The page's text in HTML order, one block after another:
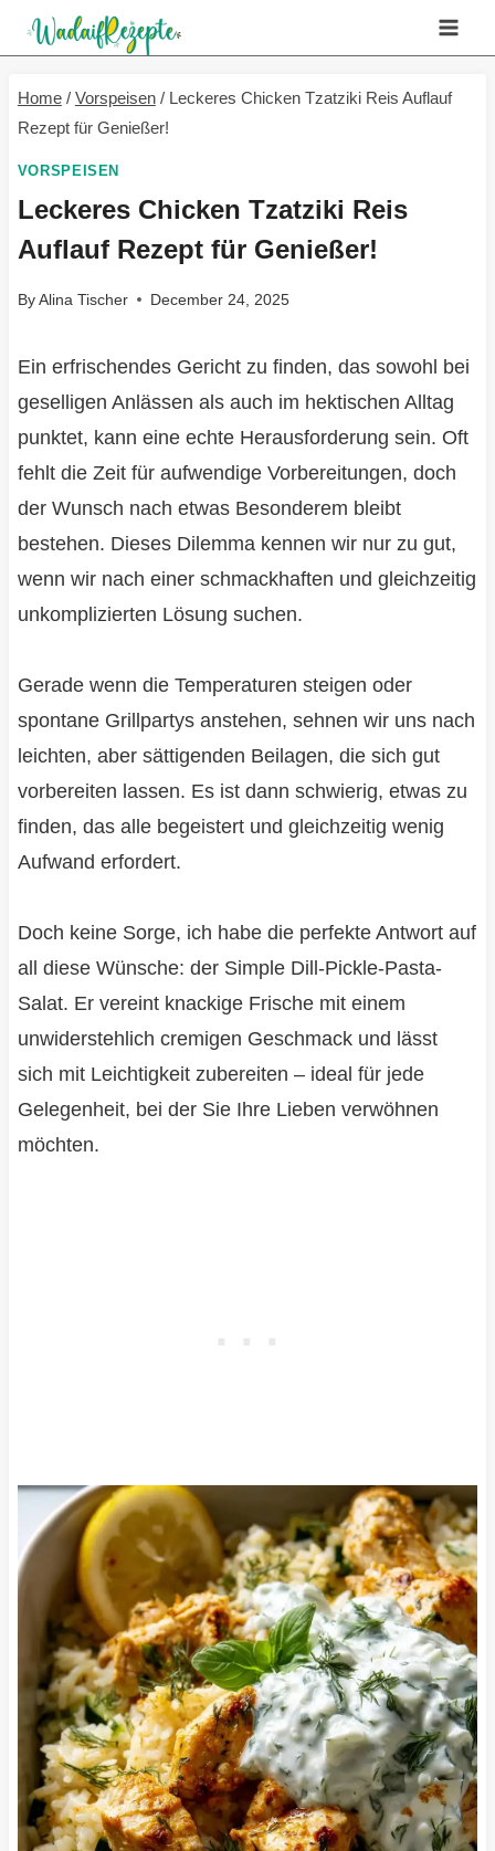
Skip
to
content
Home / Vorspeisen / Leckeres Chicken Tzatziki Reis Auflauf
Rezept für Genießer!
VORSPEISEN
Leckeres Chicken Tzatziki Reis
Auflauf Rezept für Genießer!
ByAlina Tischer December 24, 2025
Ein erfrischendes Gericht zu finden, das sowohl bei
geselligen Anlässen als auch im hektischen Alltag
punktet, kann eine echte Herausforderung sein. Oft
fehlt die Zeit für aufwendige Vorbereitungen, doch
der Wunsch nach etwas Besonderem bleibt
bestehen. Dieses Dilemma kennen wir nur zu gut,
wenn wir nach einer schmackhaften und gleichzeitig
unkomplizierten Lösung suchen.
Gerade wenn die Temperaturen steigen oder
spontane Grillpartys anstehen, sehnen wir uns nach
leichten, aber sättigenden Beilagen, die sich gut
vorbereiten lassen. Es ist dann schwierig, etwas zu
finden, das alle begeistert und gleichzeitig wenig
Aufwand erfordert.
Doch keine Sorge, ich habe die perfekte Antwort auf
all diese Wünsche: der Simple Dill-Pickle-Pasta-
Salat. Er vereint knackige Frische mit einem
unwiderstehlich cremigen Geschmack und lässt
sich mit Leichtigkeit zubereiten – ideal für jede
Gelegenheit, bei der Sie Ihre Lieben verwöhnen
möchten.